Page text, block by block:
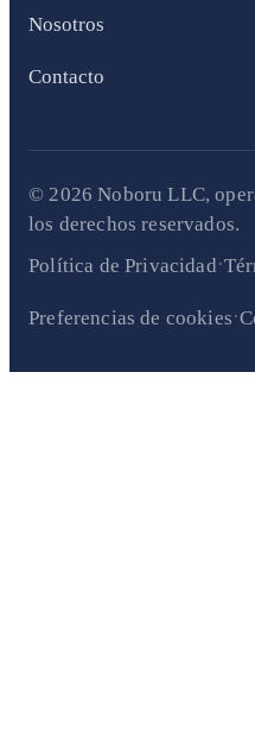
Nosotros
Contacto
© 2026 Noboru LLC,
los derechos reservados.
Política de Privacidad·
Preferencias de cookies·